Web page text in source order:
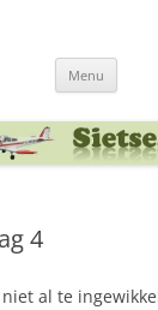
Menu
4
al te